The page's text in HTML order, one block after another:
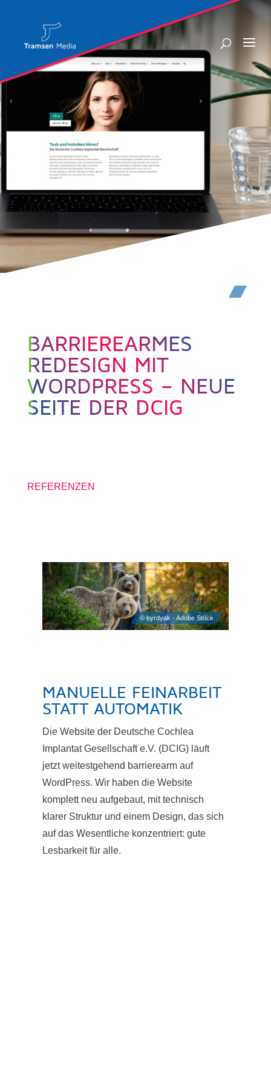
BARRIEREARMES
REDESIGN MIT
WORDPRESS – NEUE
SEITE DER DCIG
REFERENZEN
MANUELLE FEINARBEIT
STATT AUTOMATIK
Die Website der Deutsche Cochlea
Implantat Gesellschaft e.V. (DCIG) läuft
jetzt weitestgehend barrierearm auf
WordPress. Wir haben die Website
komplett neu aufgebaut, mit technisch
klarer Struktur und einem Design, das sich
auf das Wesentliche konzentriert: gute
Lesbarkeit für alle.